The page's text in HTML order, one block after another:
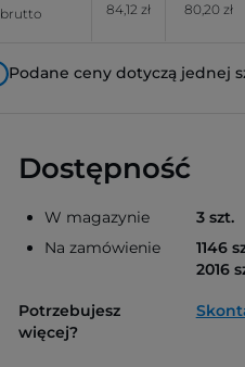
brutto
84,12 zł
80,20 zł
Podane ceny dotyczą jednej
Dostępność
W magazynie
Na zamówienie
3 szt.
1146
2016
Potrzebujesz
więcej?